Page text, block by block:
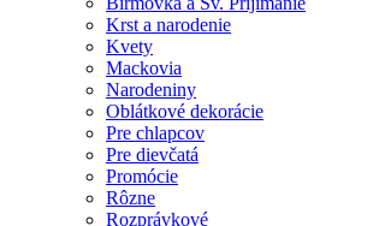
Krst a narodenie
Kvety
Mackovia
Narodeniny
Oblátkové dekorácie
Pre chlapcov
Pre dievčatá
Promócie
Rôzne
Rozprávkové